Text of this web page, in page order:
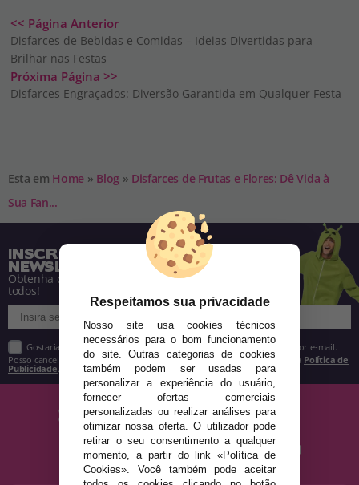
<< Página Anterior
Disfarces de Bebidas e Comidas – Ideias Divertidas para
Brilhar nas Festas
Próxima Página >>
Disfarces Engraçados: Diversão Garantida em Qualquer Festa
Esta em Home » Blog » Disfarces de Frutas e Flores: Dê Vida à
Sua Fan...
INSCREVA-SE NA NOSSA
NEWSLETTER
Obtenha descontos e saiba de tudo antes de
todos!
Gostaria de receber descontos exclusivos, novidades e tendências por e-mail.
Posso cancelar a inscrição a qualquer momento, conforme estipulado na Política de
Publicidade.
Respeitamos sua privacidade
Nosso site usa cookies técnicos
necessários para o bom funcionamento
do site. Outras categorias de cookies
também podem ser usadas para
personalizar a experiência do usuário,
fornecer ofertas comerciais
personalizadas ou realizar análises para
otimizar nossa oferta. O utilizador pode
retirar o seu consentimento a qualquer
momento, a partir do link «Política de
Cookies». Você também pode aceitar